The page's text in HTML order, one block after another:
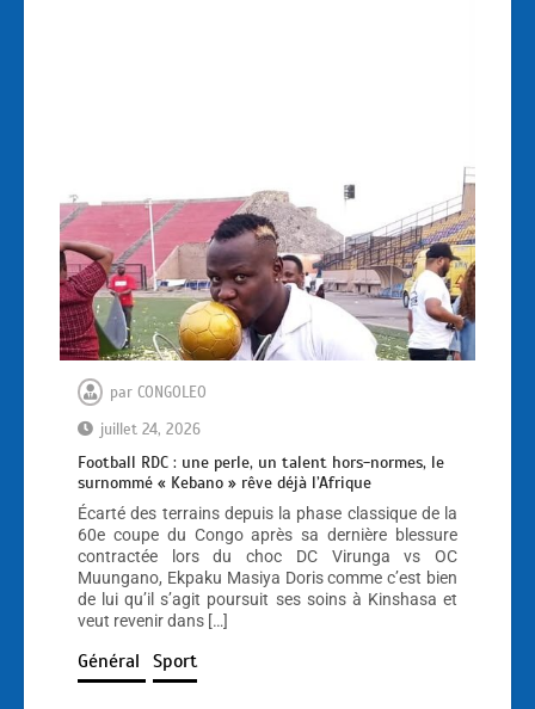
par CONGOLEO
juillet 24, 2026
Football RDC : une perle, un talent hors-normes, le
surnommé « Kebano » rêve déjà l’Afrique
Écarté des terrains depuis la phase classique de la
60e coupe du Congo après sa dernière blessure
contractée lors du choc DC Virunga vs OC
Muungano, Ekpaku Masiya Doris comme c’est bien
de lui qu’il s’agit poursuit ses soins à Kinshasa et
veut revenir dans […]
Général Sport